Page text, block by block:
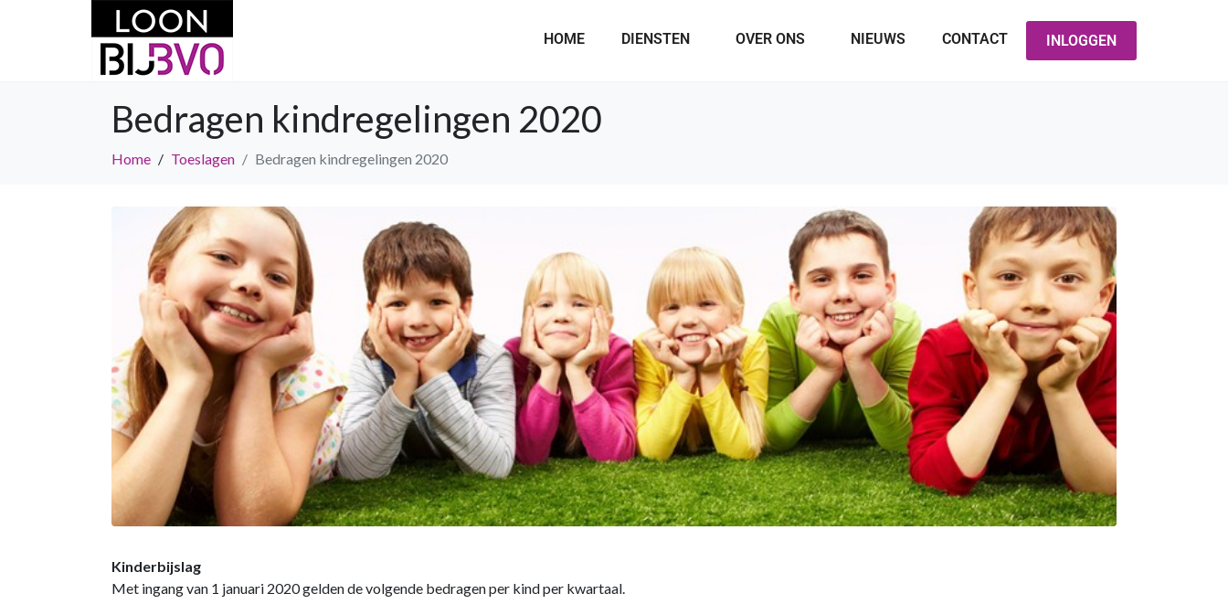
HOME DIENSTEN OVER ONS NIEUWS CONTACT INLOGGEN
Bedragen kindregelingen 2020
Home Toeslagen Bedragen kindregelingen 2020
Kinderbijslag
Met ingang van 1 januari 2020 gelden de volgende bedragen per kind per kwartaal.